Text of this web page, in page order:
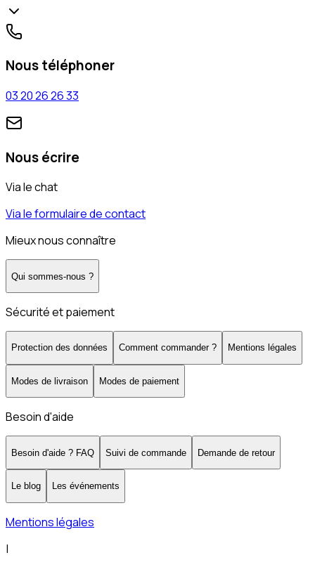
Nous téléphoner
03 20 26 26 33
Nous écrire
Via le chat
Via le formulaire de contact
Mieux nous connaître
Qui sommes-nous ?
Sécurité et paiement
Protection des données Comment commander ? Mentions légales
Modes de livraison Modes de paiement
Besoin d'aide
Besoin d'aide ? FAQ Suivi de commande Demande de retour
Le blog Les événements
Mentions légales
|